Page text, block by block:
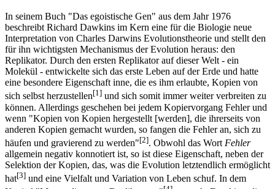
In seinem Buch "Das egoistische Gen" aus dem Jahr 1976
beschreibt Richard Dawkins im Kern eine für die Biologie neue
Interpretation von Charles Darwins Evolutionstheorie und stellt den
für ihn wichtigsten Mechanismus der Evolution heraus: den
Replikator. Durch den ersten Replikator auf dieser Welt - ein
Molekül - entwickelte sich das erste Leben auf der Erde und hatte
eine besondere Eigenschaft inne, die es ihm erlaubte, Kopien von
sich selbst herzustellen[1] und sich somit immer weiter verbreiten zu
können. Allerdings geschehen bei jedem Kopiervorgang Fehler und
wenn "Kopien von Kopien hergestellt [werden], die ihrerseits von
anderen Kopien gemacht wurden, so fangen die Fehler an, sich zu
häufen und gravierend zu werden"[2]. Obwohl das Wort Fehler
allgemein negativ konnotiert ist, so ist diese Eigenschaft, neben der
Selektion der Kopien, das, was die Evolution letztendlich ermöglicht
hat[3] und eine Vielfalt und Variation von Leben schuf. In dem